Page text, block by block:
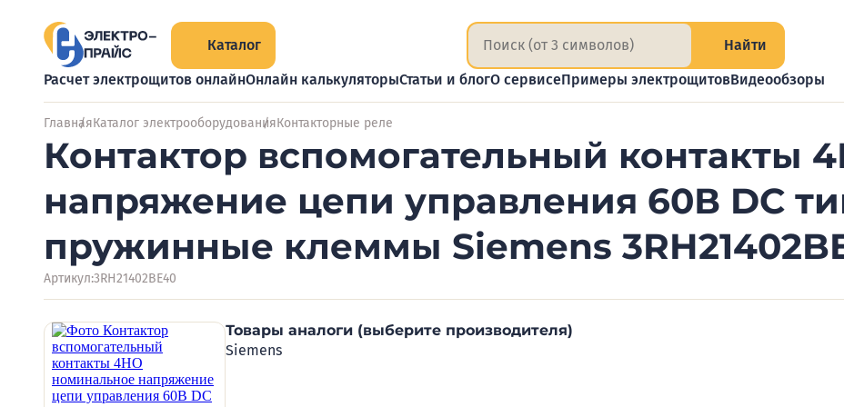
Каталог Найти
Расчет электрощитов онлайнОнлайн калькуляторыСтатьи и блогО сервисеПримеры электрощитовВидеообзоры
ГлавнаяКаталог электрооборудованияКонтакторные реле
Контактор вспомогательный контакты
напряжение цепи управления 60В DC
пружинные клеммы Siemens
Артикул:3RH21402BE40
Товары аналоги (выберите производителя)
Siemens